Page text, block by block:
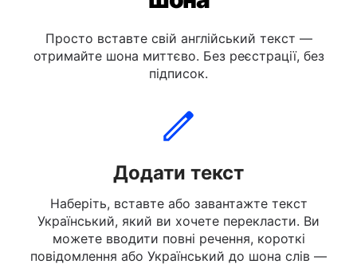
Як перекласти Українську на
шона
Просто вставте свій англійський текст —
підписок.
Додати текст
Наберіть, вставте або завантажте текст
Український, який ви хочете перекласти. Ви